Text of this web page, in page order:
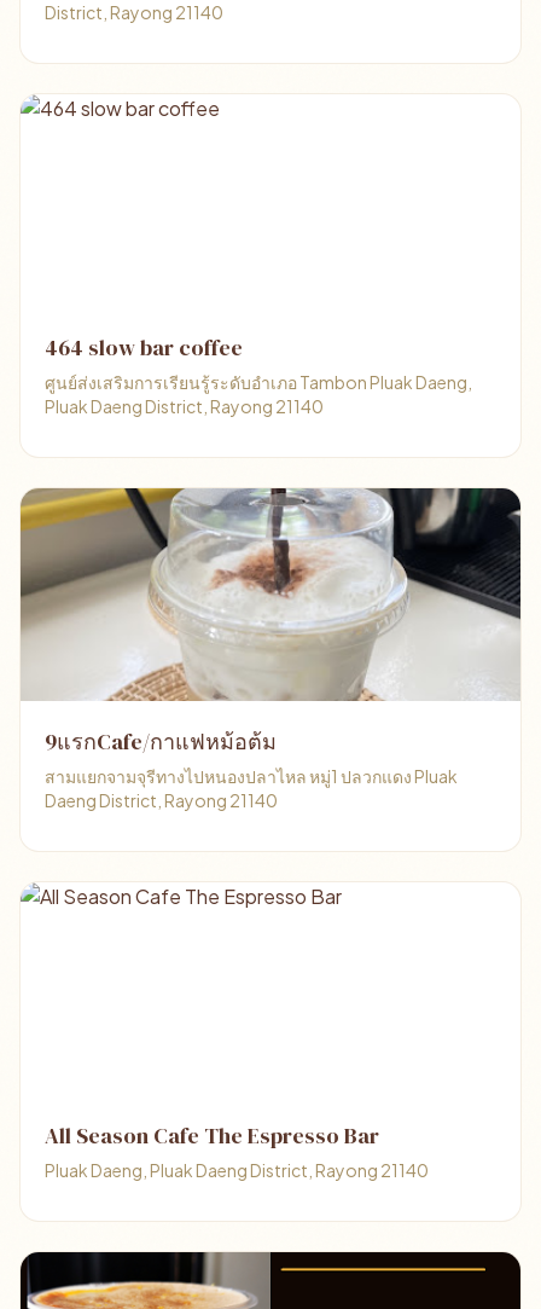
District, Rayong 21140
464 slow bar coffee
ศูนย์ส่งเสริมการเรียนรู้ระดับอำเภอ Tambon Pluak Daeng,
Pluak Daeng District, Rayong 21140
9แรกCafe/กาแฟหม้อต้ม
สามแยกจามจุรีทางไปหนองปลาไหล หมู่1 ปลวกแดง Pluak
Daeng District, Rayong 21140
All Season Cafe The Espresso Bar
Pluak Daeng, Pluak Daeng District, Rayong 21140